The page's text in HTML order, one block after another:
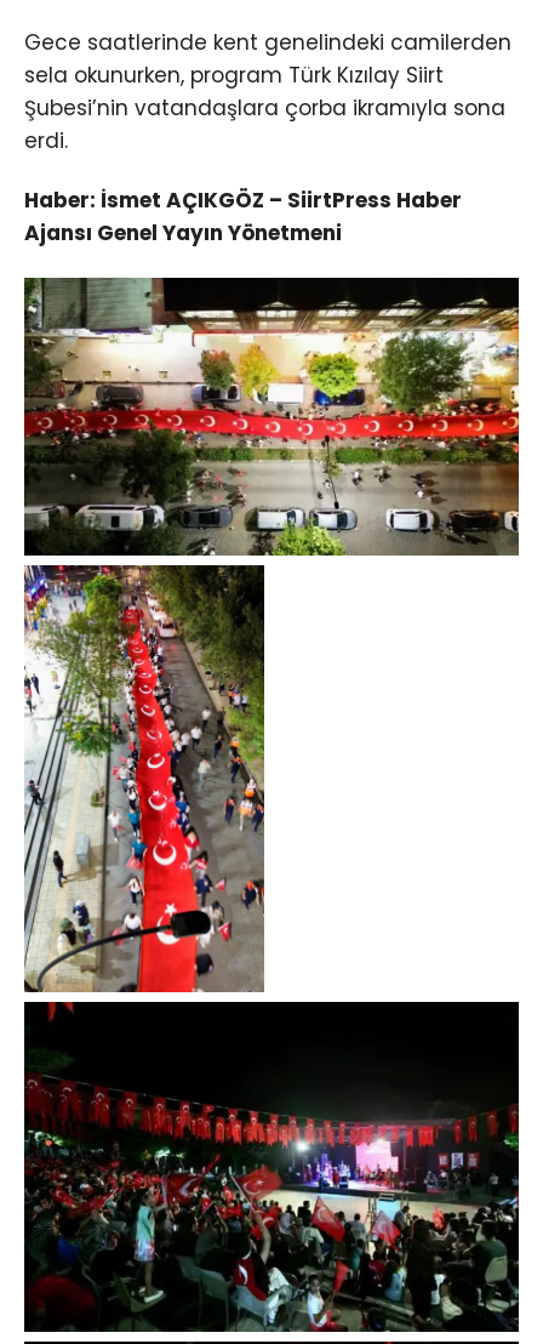
Gece saatlerinde kent genelindeki camilerden
sela okunurken, program Türk Kızılay Siirt
Şubesi’nin vatandaşlara çorba ikramıyla sona
erdi.
Haber: İsmet AÇIKGÖZ – SiirtPress Haber
Ajansı Genel Yayın Yönetmeni